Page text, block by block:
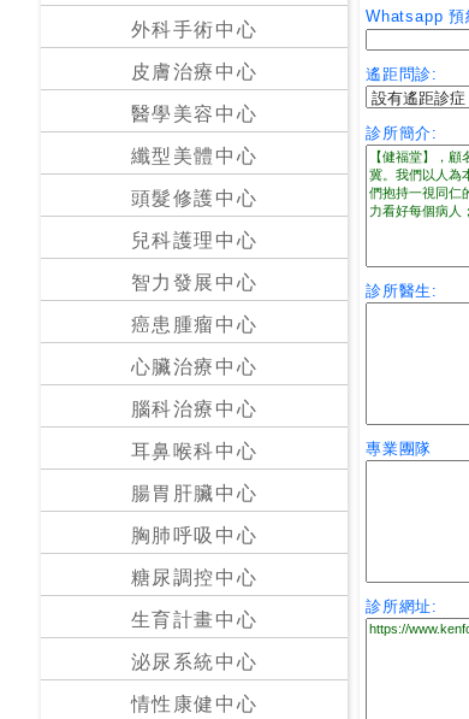
公
院
醫
醫
院
外科手術中心
皮膚治療中心
醫學美容中心
纖型美體中心
頭髮修護中心
兒科護理中心
智力發展中心
癌患腫瘤中心
心臟治療中心
腦科治療中心
耳鼻喉科中心
腸胃肝臟中心
胸肺呼吸中心
糖尿調控中心
生育計畫中心
泌尿系統中心
情性康健中心
Whatsapp 預
遙距問診:
診所簡介:
診所醫生:
專業團隊
診所網址: